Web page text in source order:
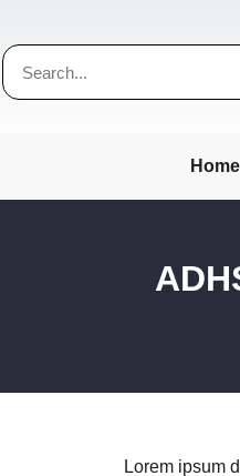
Home
Lorem ipsum